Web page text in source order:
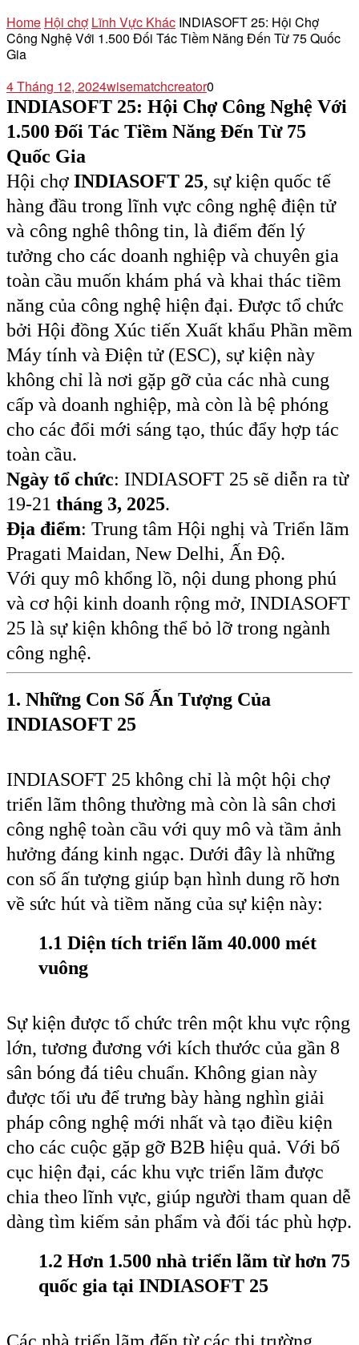
Home Hội chợ Lĩnh Vực Khác INDIASOFT 25: Hội Chợ
Công Nghệ Với 1.500 Đối Tác Tiềm Năng Đến Từ 75 Quốc
Gia
4 Tháng 12, 2024wisematchcreator0
INDIASOFT 25: Hội Chợ Công Nghệ Với
1.500 Đối Tác Tiềm Năng Đến Từ 75
Quốc Gia
Hội chợ INDIASOFT 25, sự kiện quốc tế
hàng đầu trong lĩnh vực công nghệ điện tử
và công nghê thông tin, là điểm đến lý
tưởng cho các doanh nghiệp và chuyên gia
toàn cầu muốn khám phá và khai thác tiềm
năng của công nghệ hiện đại. Được tổ chức
bởi Hội đồng Xúc tiến Xuất khẩu Phần mềm
Máy tính và Điện tử (ESC), sự kiện này
không chỉ là nơi gặp gỡ của các nhà cung
cấp và doanh nghiệp, mà còn là bệ phóng
cho các đổi mới sáng tạo, thúc đẩy hợp tác
toàn cầu.
Ngày tổ chức: INDIASOFT 25 sẽ diễn ra từ
19-21 tháng 3, 2025.
Địa điểm: Trung tâm Hội nghị và Triển lãm
Pragati Maidan, New Delhi, Ấn Độ.
Với quy mô khổng lồ, nội dung phong phú
và cơ hội kinh doanh rộng mở, INDIASOFT
25 là sự kiện không thể bỏ lỡ trong ngành
công nghệ.
1. Những Con Số Ấn Tượng Của
INDIASOFT 25
INDIASOFT 25 không chỉ là một hội chợ
triển lãm thông thường mà còn là sân chơi
công nghệ toàn cầu với quy mô và tầm ảnh
hưởng đáng kinh ngạc. Dưới đây là những
con số ấn tượng giúp bạn hình dung rõ hơn
về sức hút và tiềm năng của sự kiện này:
1.1 Diện tích triển lãm 40.000 mét
vuông
Sự kiện được tổ chức trên một khu vực rộng
lớn, tương đương với kích thước của gần 8
sân bóng đá tiêu chuẩn. Không gian này
được tối ưu để trưng bày hàng nghìn giải
pháp công nghệ mới nhất và tạo điều kiện
cho các cuộc gặp gỡ B2B hiệu quả. Với bố
cục hiện đại, các khu vực triển lãm được
chia theo lĩnh vực, giúp người tham quan dễ
dàng tìm kiếm sản phẩm và đối tác phù hợp.
1.2 Hơn 1.500 nhà triển lãm từ hơn 75
quốc gia tại INDIASOFT 25
Các nhà triển lãm đến từ các thị trường